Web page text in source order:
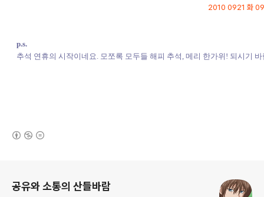
2010 0921 화
p.s.
추석 연휴의 시작이네요. 모쪼록 모두들 해피 추석, 메리 한가위! 되시기
공유와 소통의 산들바람